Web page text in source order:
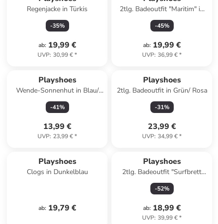
Regenjacke in Türkis
-35%
ab: 19,99 €
UVP: 30,99 €*
2tlg. Badeoutfit "Maritim" in
Dunkelblau/ Weiß
-45%
ab: 19,99 €
UVP: 36,99 €*
Playshoes
Wende-Sonnenhut in Blau/
Orange
-41%
13,99 €
UVP: 23,99 €*
Playshoes
2tlg. Badeoutfit in Grün/ Rosa
-31%
23,99 €
UVP: 34,99 €*
Playshoes
Clogs in Dunkelblau
ab: 19,79 €
Playshoes
2tlg. Badeoutfit "Surfbrett
Palmen" in Mint
-52%
ab: 18,99 €
UVP: 39,99 €*